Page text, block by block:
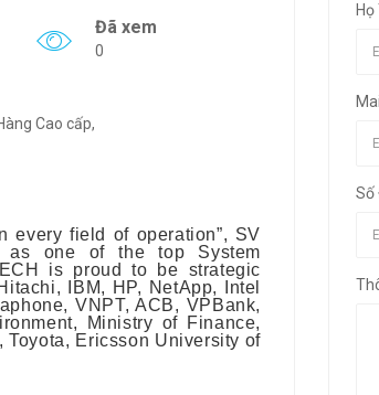
Đã xem
0
Cao cấp,
every field of operation”, SV
as one of the top System
is proud to be strategic
IBM, HP, NetApp, Intel
VNPT, ACB, VPBank,
Ministry of Finance,
Toyota, Ericsson University of
Họ
Số